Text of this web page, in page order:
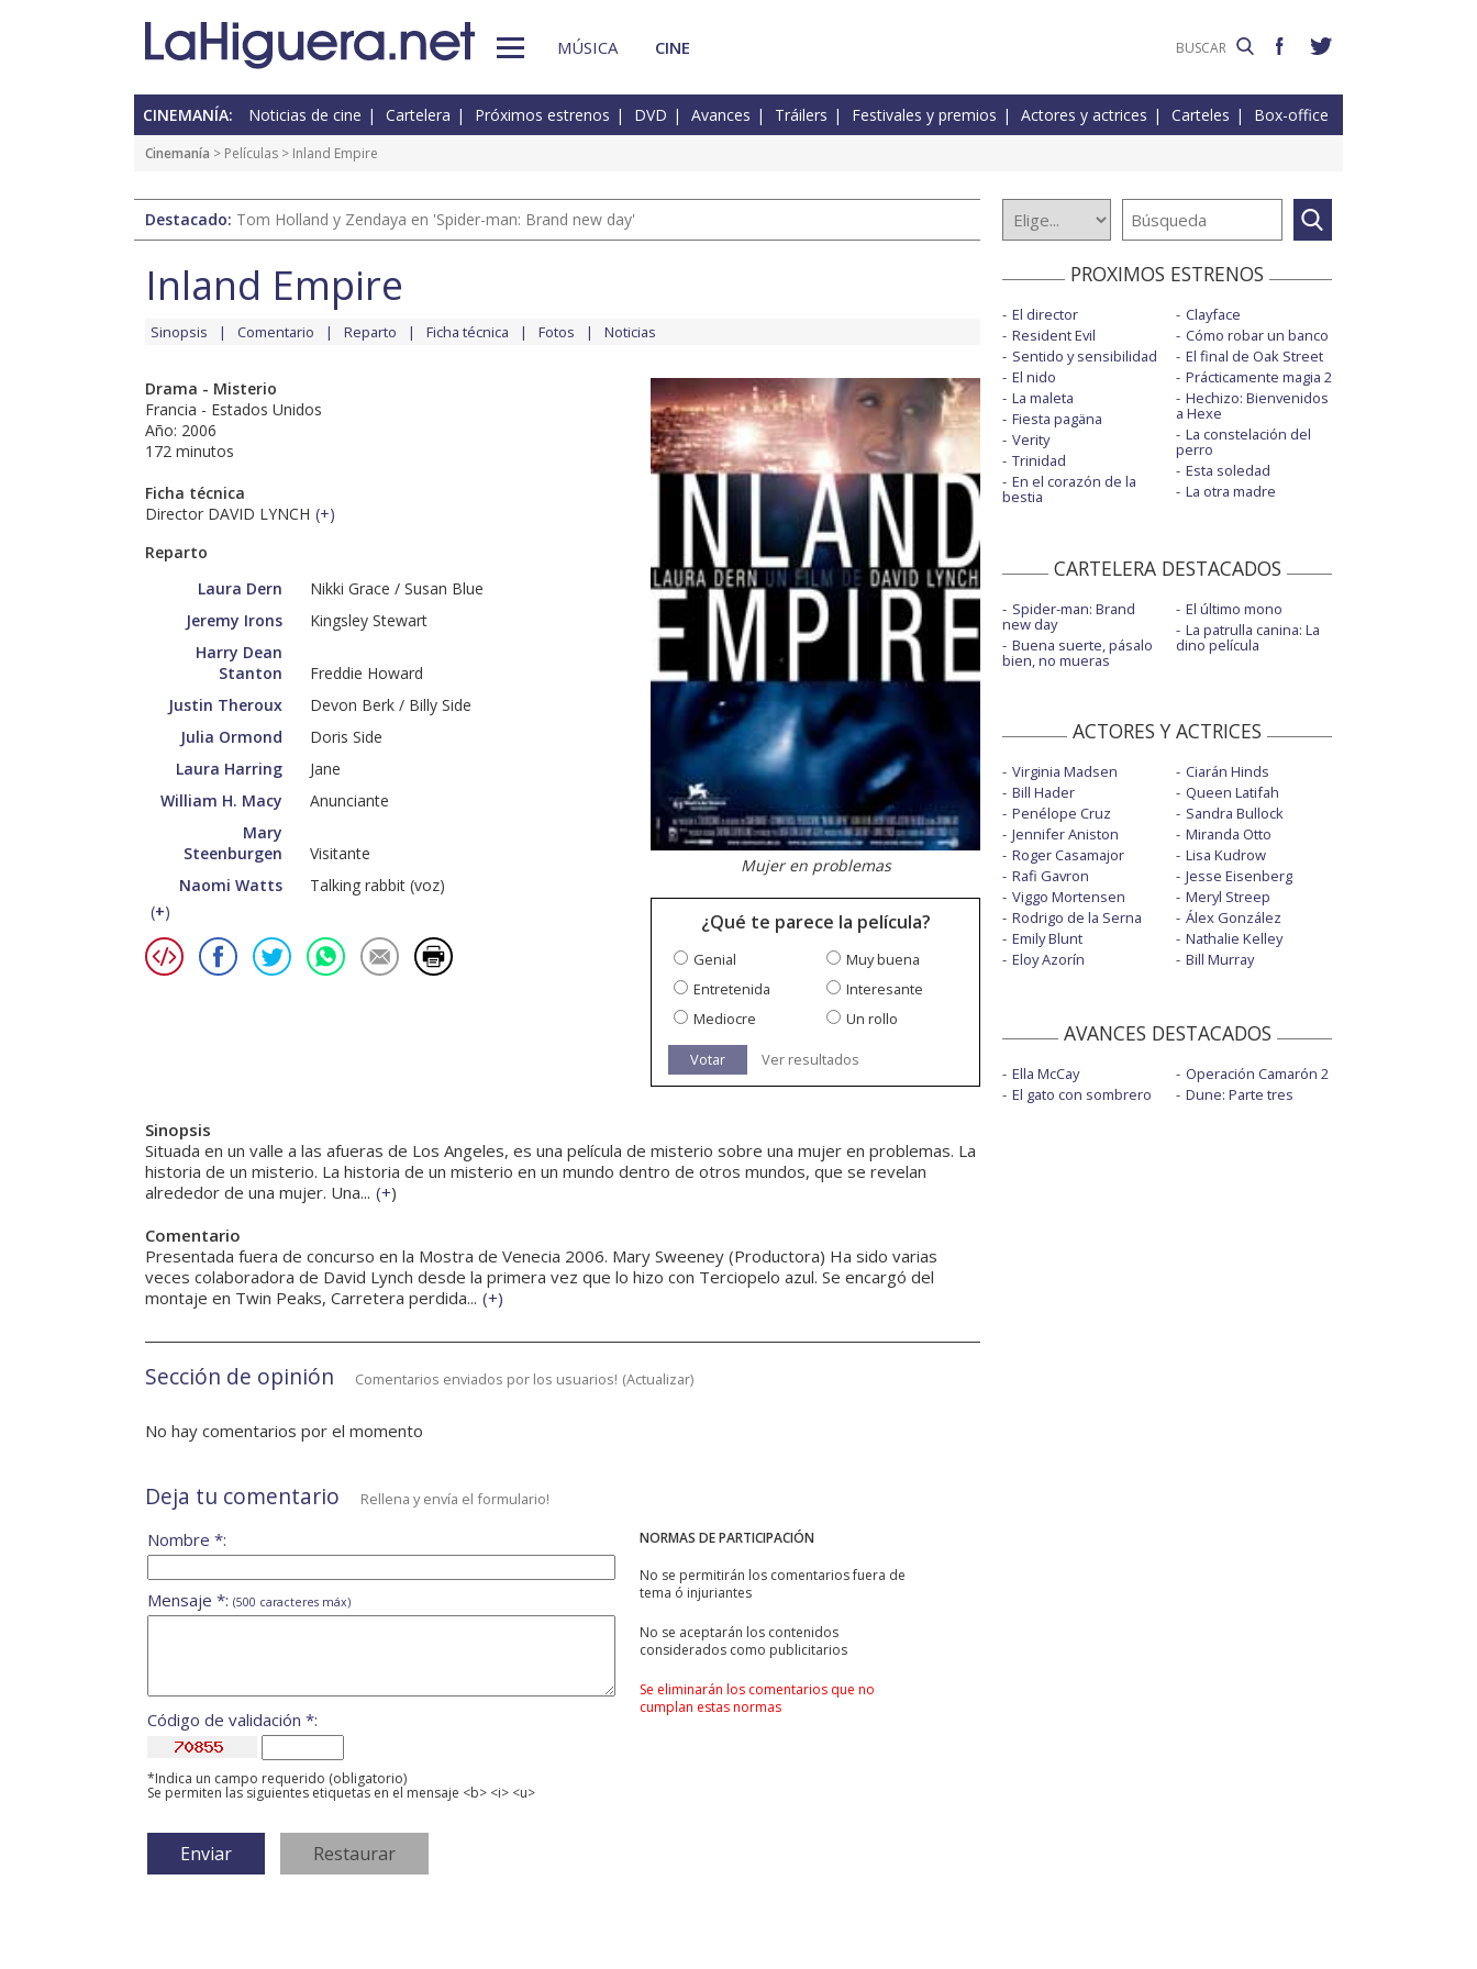
MÚSICA CINE
CINEMANÍA: Noticias de cine Cartelera Próximos estrenos DVD Avances Tráilers Festivales y premios Actores y actrices Carteles Box-office
Cinemanía > Películas > Inland Empire
Destacado: Tom Holland y Zendaya en 'Spider-man: Brand new day'
Inland Empire
Sinopsis Comentario Reparto Ficha técnica Fotos Noticias
Drama - Misterio
Francia - Estados Unidos
Año: 2006
172 minutos
Ficha técnica
Director DAVID LYNCH (+)
Reparto
Laura Dern
Nikki Grace / Susan Blue
Jeremy Irons
Kingsley Stewart
Harry Dean
Stanton
Freddie Howard
Justin Theroux
Devon Berk / Billy Side
Julia Ormond
Doris Side
Laura Harring
Jane
William H. Macy
Anunciante
Mary
Steenburgen
Visitante
Naomi Watts
Talking rabbit (voz)
(+)
Mujer en problemas
¿Qué te parece la película?
Genial
Muy buena
Entretenida
Interesante
Mediocre
Un rollo
Votar Ver resultados
Sinopsis
Situada en un valle a las afueras de Los Angeles, es una película de misterio sobre una mujer en problemas. La
historia de un misterio. La historia de un misterio en un mundo dentro de otros mundos, que se revelan
alrededor de una mujer. Una... (+)
Comentario
Presentada fuera de concurso en la Mostra de Venecia 2006. Mary Sweeney (Productora) Ha sido varias
veces colaboradora de David Lynch desde la primera vez que lo hizo con Terciopelo azul. Se encargó del
montaje en Twin Peaks, Carretera perdida... (+)
Sección de opinión Comentarios enviados por los usuarios! (Actualizar)
No hay comentarios por el momento
Deja tu comentario Rellena y envía el formulario!
NORMAS DE PARTICIPACIÓN
No se permitirán los comentarios fuera de
tema ó injuriantes
No se aceptarán los contenidos
considerados como publicitarios
Se eliminarán los comentarios que no
cumplan estas normas
Nombre *:
Mensaje *: (500 caracteres máx)
Código de validación *:
*Indica un campo requerido (obligatorio)
Se permiten las siguientes etiquetas en el mensaje <b> <i> <u>
PROXIMOS ESTRENOS
El director
Resident Evil
Sentido y sensibilidad
El nido
La maleta
Fiesta pagäna
Verity
Trinidad
En el corazón de la
bestia
Clayface
Cómo robar un banco
El final de Oak Street
Prácticamente magia 2
Hechizo: Bienvenidos
a Hexe
La constelación del
perro
Esta soledad
La otra madre
CARTELERA DESTACADOS
Spider-man: Brand
new day
Buena suerte, pásalo
bien, no mueras
El último mono
La patrulla canina: La
dino película
ACTORES Y ACTRICES
Virginia Madsen
Bill Hader
Penélope Cruz
Jennifer Aniston
Roger Casamajor
Rafi Gavron
Viggo Mortensen
Rodrigo de la Serna
Emily Blunt
Eloy Azorín
Ciarán Hinds
Queen Latifah
Sandra Bullock
Miranda Otto
Lisa Kudrow
Jesse Eisenberg
Meryl Streep
Álex González
Nathalie Kelley
Bill Murray
AVANCES DESTACADOS
Ella McCay
El gato con sombrero
Operación Camarón 2
Dune: Parte tres